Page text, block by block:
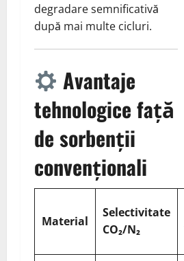
degradare semnificativă
după mai multe cicluri.
Avantaje
tehnologice față
de sorbenții
convenționali
Material
Selectivitate
CO₂/N₂